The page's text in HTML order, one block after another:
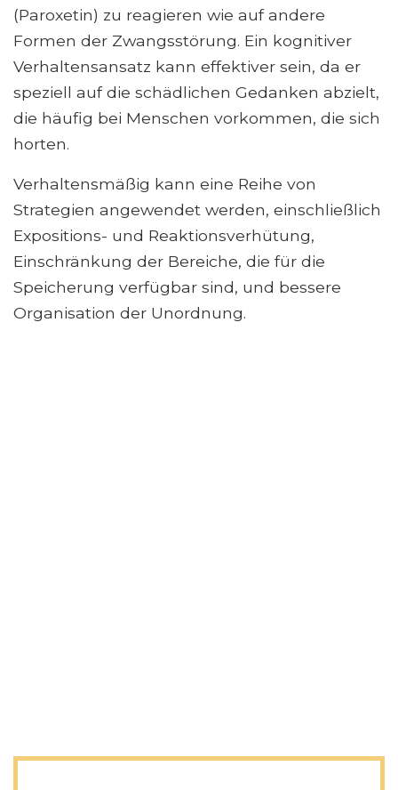
(Paroxetin) zu reagieren wie auf andere
Formen der Zwangsstörung. Ein kognitiver
Verhaltensansatz kann effektiver sein, da er
speziell auf die schädlichen Gedanken abzielt,
die häufig bei Menschen vorkommen, die sich
horten.
Verhaltensmäßig kann eine Reihe von
Strategien angewendet werden, einschließlich
Expositions- und Reaktionsverhütung,
Einschränkung der Bereiche, die für die
Speicherung verfügbar sind, und bessere
Organisation der Unordnung.